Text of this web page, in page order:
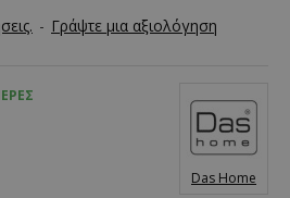
- Γράψτε μια αξιολόγηση
Das Home